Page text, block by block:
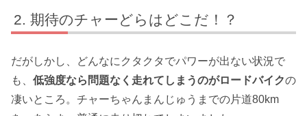
期待のチャーどらはどこだ！？
だがしかし、どんなにクタクタでパワーが出ない状況で
も、 低強度なら問題なく走れてしまうのがロードバイクの
凄いところ。チャーちゃんまんじゅうまでの片道80km